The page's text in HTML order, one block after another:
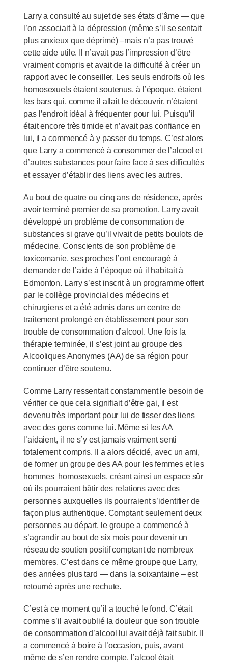
Larry a consulté au sujet de ses états d’âme — que
l’on associait à la dépression (même s’il se sentait
plus anxieux que déprimé) –mais n’a pas trouvé
cette aide utile. Il n’avait pas l’impression d’être
vraiment compris et avait de la difficulté à créer un
rapport avec le conseiller. Les seuls endroits où les
homosexuels étaient soutenus, à l’époque, étaient
les bars qui, comme il allait le découvrir, n’étaient
pas l’endroit idéal à fréquenter pour lui. Puisqu’il
était encore très timide et n’avait pas confiance en
lui, il a commencé à y passer du temps. C’est alors
que Larry a commencé à consommer de l’alcool et
d’autres substances pour faire face à ses difficultés
et essayer d’établir des liens avec les autres.
Au bout de quatre ou cinq ans de résidence, après
avoir terminé premier de sa promotion, Larry avait
développé un problème de consommation de
substances si grave qu’il vivait de petits boulots de
médecine. Conscients de son problème de
toxicomanie, ses proches l’ont encouragé à
demander de l’aide à l’époque où il habitait à
Edmonton. Larry s’est inscrit à un programme offert
par le collège provincial des médecins et
chirurgiens et a été admis dans un centre de
traitement prolongé en établissement pour son
trouble de consommation d’alcool. Une fois la
thérapie terminée, il s’est joint au groupe des
Alcooliques Anonymes (AA) de sa région pour
continuer d’être soutenu.
Comme Larry ressentait constamment le besoin de
vérifier ce que cela signifiait d’être gai, il est
devenu très important pour lui de tisser des liens
avec des gens comme lui. Même si les AA
l’aidaient, il ne s’y est jamais vraiment senti
totalement compris. Il a alors décidé, avec un ami,
de former un groupe des AA pour les femmes et les
hommes homosexuels, créant ainsi un espace sûr
où ils pourraient bâtir des relations avec des
personnes auxquelles ils pourraient s’identifier de
façon plus authentique. Comptant seulement deux
personnes au départ, le groupe a commencé à
s’agrandir au bout de six mois pour devenir un
réseau de soutien positif comptant de nombreux
membres. C’est dans ce même groupe que Larry,
des années plus tard — dans la soixantaine – est
retourné après une rechute.
C’est à ce moment qu’il a touché le fond. C’était
comme s’il avait oublié la douleur que son trouble
de consommation d’alcool lui avait déjà fait subir. Il
a commencé à boire à l’occasion, puis, avant
même de s’en rendre compte, l’alcool était